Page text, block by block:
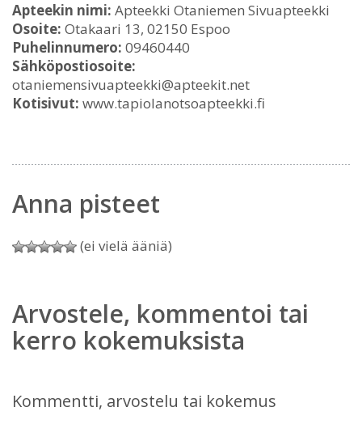
Apteekin nimi: Apteekki Otaniemen Sivuapteekki
Osoite: Otakaari 13, 02150 Espoo
Puhelinnumero: 09460440
Sähköpostiosoite:
otaniemensivuapteekki@apteekit.net
Kotisivut: www.tapiolanotsoapteekki.fi
Anna pisteet
(ei vielä ääniä)
Arvostele, kommentoi tai
kerro kokemuksista
Kommentti, arvostelu tai kokemus